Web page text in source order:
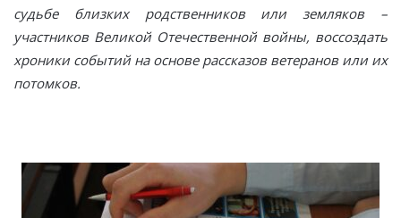
судьбе близких родственников или земляков –
участников Великой Отечественной войны, воссоздать
хроники событий на основе рассказов ветеранов или их
потомков.